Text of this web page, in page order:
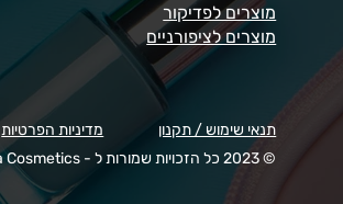
מוצרים לפדיקור
מוצרים לציפורניים
מדיניות הפרטיות
תנאי שימוש / תקנון
© 2023 כל הזכויות שמורות ל - Doma Cosmetics